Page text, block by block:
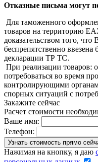
Отказные письма могут
Для таможенного
товаров на территорию
доказательством того,
беспрепятственно
декларации ТР ТС.
При реализации товаров:
потребоваться во время
контролирующими
спорных ситуаций с
Закажите сейчас
Расчет стоимости
Ваше имя:
Телефон:
Нажимая на кнопку, я даю